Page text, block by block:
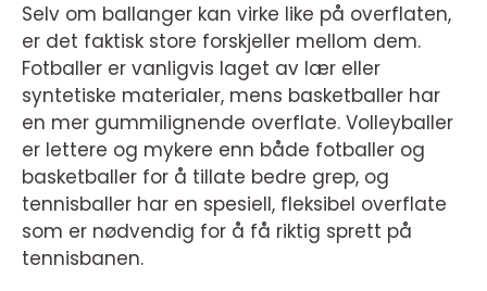
Selv om ballanger kan virke like på overflaten,
er det faktisk store forskjeller mellom dem.
Fotballer er vanligvis laget av lær eller
syntetiske materialer, mens basketballer har
en mer gummilignende overflate. Volleyballer
er lettere og mykere enn både fotballer og
basketballer for å tillate bedre grep, og
tennisballer har en spesiell, fleksibel overflate
som er nødvendig for å få riktig sprett på
tennisbanen.